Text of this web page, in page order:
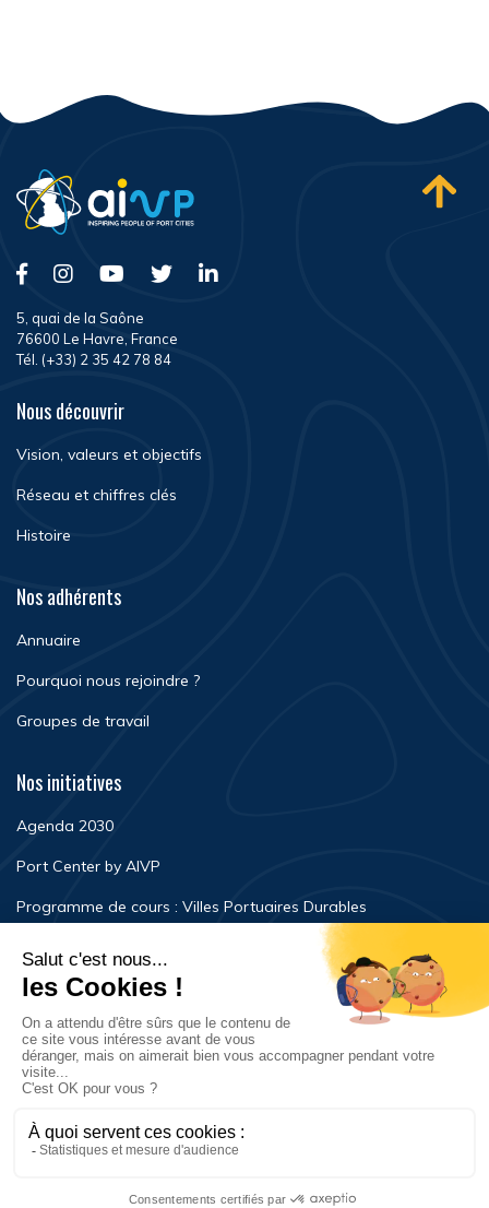
5, quai de la Saône
76600 Le Havre, France
Tél. (+33) 2 35 42 78 84
Nous découvrir
Vision, valeurs et objectifs
Réseau et chiffres clés
Histoire
Nos adhérents
Annuaire
Pourquoi nous rejoindre ?
Groupes de travail
Nos initiatives
Agenda 2030
Port Center by AIVP
Programme de cours : Villes Portuaires Durables
Newsroom
Événements
FAQ
Mentions légales Politique de confidentialité